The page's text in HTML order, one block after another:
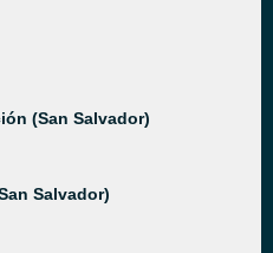
(San Salvador)
Salvador)